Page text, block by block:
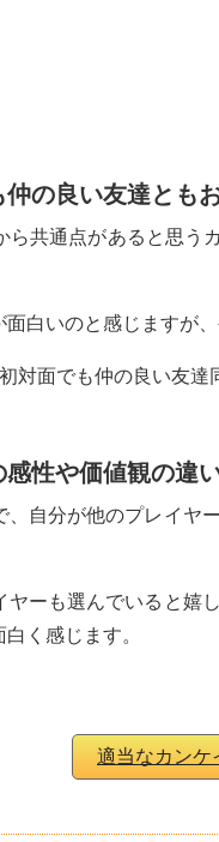
の良い友達とも
ら共通点があると思う
白いのと感じますが
対面でも仲の良い友
性や価値観の違
自分が他のプレイヤ
ヤーも選んでいると嬉
く感じます。
適当なカンケ